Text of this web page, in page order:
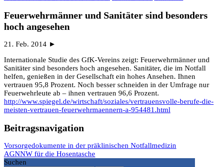
Feuerwehrmänner und Sanitäter sind besonders
hoch angesehen
21. Feb. 2014 ►
Internationale Studie des GfK-Vereins zeigt: Feuerwehrmänner und
Sanitäter sind besonders hoch angesehen. Sanitäter, die im Notfall
helfen, genießen in der Gesellschaft ein hohes Ansehen. Ihnen
vertrauen 95,8 Prozent. Noch besser schneiden in der Umfrage nur
Feuerwehrleute ab – ihnen vertrauen 96,6 Prozent.
http://www.spiegel.de/wirtschaft/soziales/vertrauensvolle-berufe-die-
meisten-vertrauen-feuerwehrmaennern-a-954481.html
Beitragsnavigation
Vorsorgedokumente in der präklinischen Notfallmedizin
AGNNW für die Hosentasche
Suchen